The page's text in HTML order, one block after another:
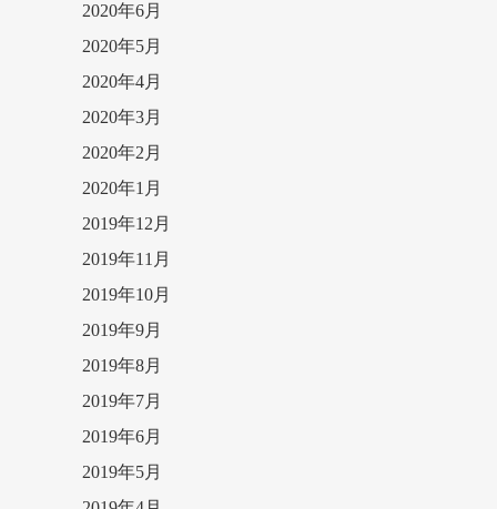
2020年6月
2020年5月
2020年4月
2020年3月
2020年2月
2020年1月
2019年12月
2019年11月
2019年10月
2019年9月
2019年8月
2019年7月
2019年6月
2019年5月